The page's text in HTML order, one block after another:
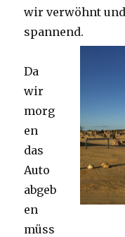
wir verwöhnt
spannend.
Da
wir
morg
en
das
Auto
abgeb
en
müss